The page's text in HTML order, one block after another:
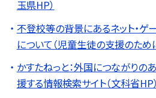
玉県HP）
不登校等の背景にあるネット・
について（児童生徒の支援のため
かすたねっと：外国につながりの
援する情報検索サイト（文科省HP）